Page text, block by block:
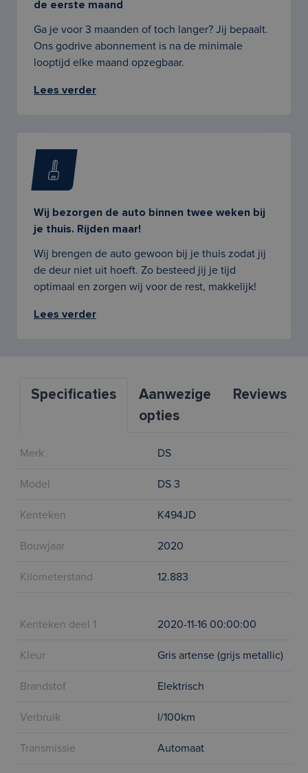
de eerste maand
Ga je voor 3 maanden of toch langer? Jij bepaalt.
Ons godrive abonnement is na de minimale
looptijd elke maand opzegbaar.
Lees verder
Wij bezorgen de auto binnen twee weken bij
je thuis. Rijden maar!
Wij brengen de auto gewoon bij je thuis zodat jij
de deur niet uit hoeft. Zo besteed jij je tijd
optimaal en zorgen wij voor de rest, makkelijk!
Lees verder
Specificaties
Aanwezige
opties
Reviews
Merk DS
Model DS 3
Kenteken K494JD
Bouwjaar 2020
Kilometerstand 12.883
Kenteken deel 1 2020-11-16 00:00:00
Kleur Gris artense (grijs metallic)
Brandstof Elektrisch
Verbruik l/100km
Transmissie Automaat